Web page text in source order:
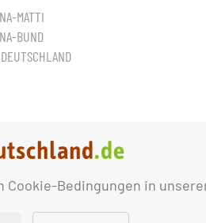
Bedingungen in
MATTI
BUND